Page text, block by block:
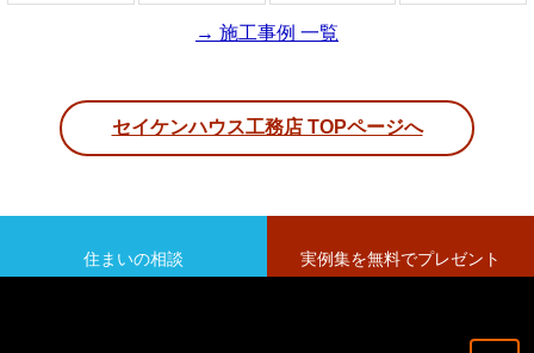
→ 施工事例 一覧
セイケンハウス工務店 TOPページへ
住まいの相談 実例集を無料でプレゼント